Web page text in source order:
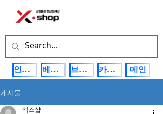
인기상품 베스트제품 브랜드관 카테고리 메인
게시물
엑스샵